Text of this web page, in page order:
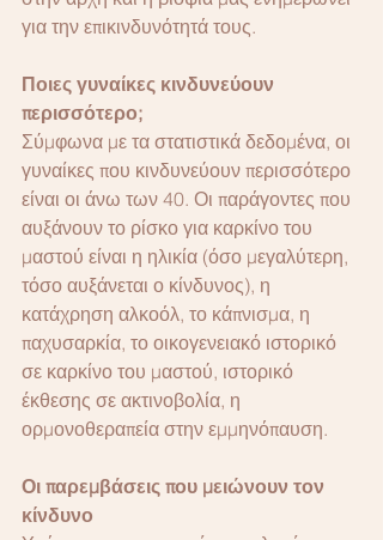
για την επικινδυνότητά τους.
Ποιες γυναίκες κινδυνεύουν
περισσότερο;
Σύμφωνα με τα στατιστικά δεδομένα, οι
γυναίκες που κινδυνεύουν περισσότερο
είναι οι άνω των 40. Οι παράγοντες που
αυξάνουν το ρίσκο για καρκίνο του
μαστού είναι η ηλικία (όσο μεγαλύτερη,
τόσο αυξάνεται ο κίνδυνος), η
κατάχρηση αλκοόλ, το κάπνισμα, η
παχυσαρκία, το οικογενειακό ιστορικό
σε καρκίνο του μαστού, ιστορικό
έκθεσης σε ακτινοβολία, η
ορμονοθεραπεία στην εμμηνόπαυση.
Οι παρεμβάσεις που μειώνουν τον
κίνδυνο